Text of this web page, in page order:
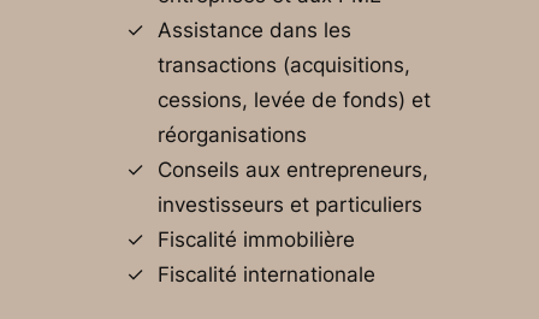
Assistance dans les
transactions (acquisitions,
cessions, levée de fonds) et
réorganisations
Conseils aux entrepreneurs,
investisseurs et particuliers
Fiscalité immobilière
Fiscalité internationale